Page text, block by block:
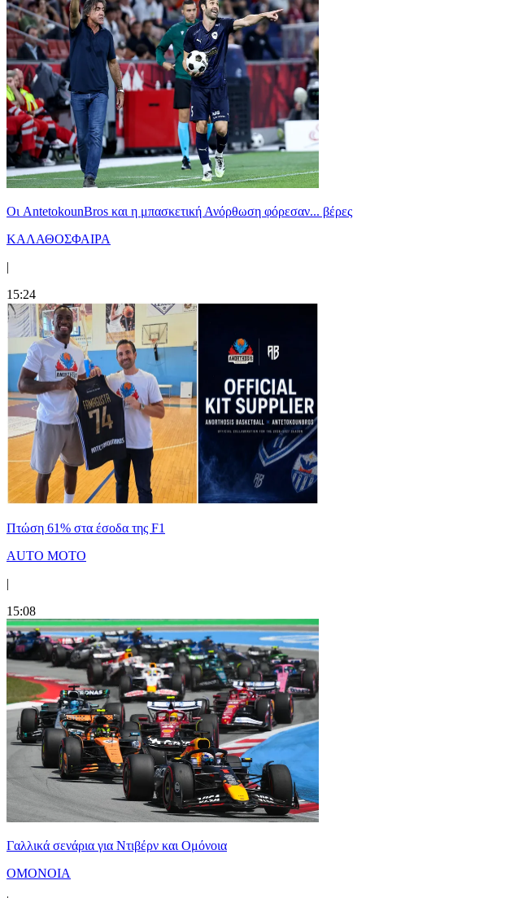
Oι AntetokounBros και η μπασκετική Ανόρθωση φόρεσαν... βέρες
ΚΑΛΑΘΟΣΦΑΙΡΑ
|
15:24
Πτώση 61% στα έσοδα της F1
AUTO MOTO
|
15:08
Γαλλικά σενάρια για Ντιβέρν και Ομόνοια
ΟΜΟΝΟΙΑ